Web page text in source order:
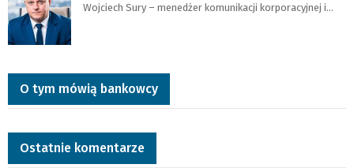
Wojciech Sury – menedżer komunikacji korporacyjnej i…
O tym mówią bankowcy
Ostatnie komentarze